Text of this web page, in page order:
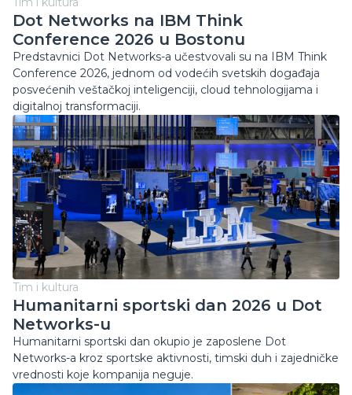
Dot Networks na IBM Think
Conference 2026 u Bostonu
Predstavnici Dot Networks-a učestvovali su na IBM Think
Conference 2026, jednom od vodećih svetskih događaja
posvećenih veštačkoj inteligenciji, cloud tehnologijama i
digitalnoj transformaciji.
Tim i kultura
Humanitarni sportski dan 2026 u Dot
Networks-u
Humanitarni sportski dan okupio je zaposlene Dot
Networks-a kroz sportske aktivnosti, timski duh i zajedničke
vrednosti koje kompanija neguje.